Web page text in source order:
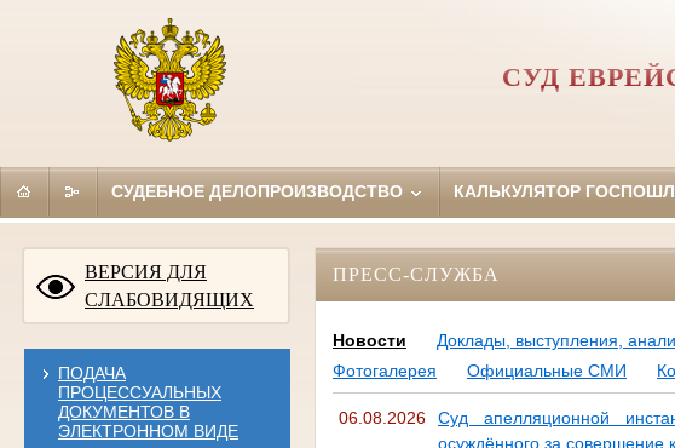
СУД
СУДЕБНОЕ ДЕЛОПРОИЗВОДСТВО КАЛЬКУЛЯТОР
ВЕРСИЯ ДЛЯ
СЛАБОВИДЯЩИХ
ПОДАЧА
ПРОЦЕССУАЛЬНЫХ
ДОКУМЕНТОВ В
ЭЛЕКТРОННОМ ВИДЕ
ПРЕСС-СЛУЖБА
Новости Доклады, выступления,
Фотогалерея
Официальные СМИ
06.08.2026
Суд апелляционной
осуждённого за совершение